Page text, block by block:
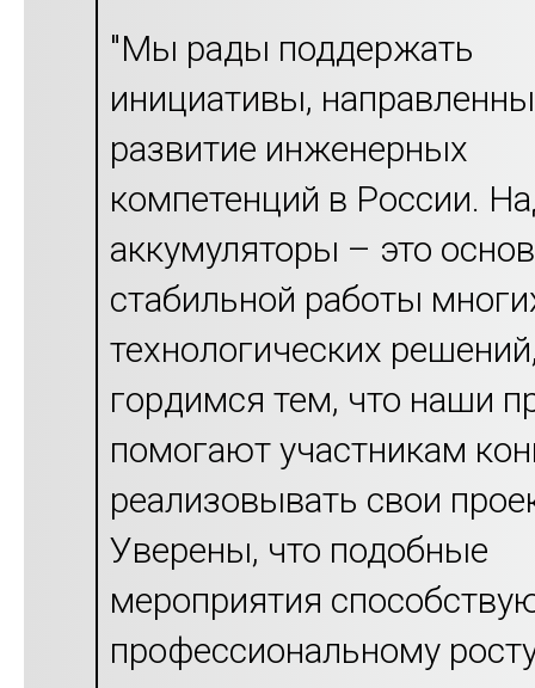
"Мы рады поддержать
инициативы,
развитие инженерных
компетенций в России.
аккумуляторы – это
стабильной работы
технологических
гордимся тем, что наши
помогают участникам
реализовывать свои
Уверены, что подобные
мероприятия
профессиональному